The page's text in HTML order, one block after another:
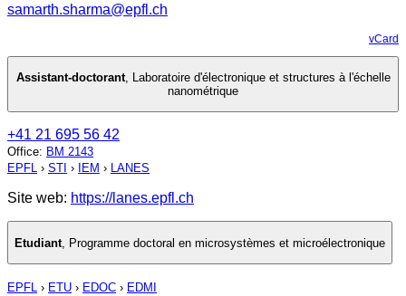
samarth.sharma@epfl.ch
vCard
Assistant-doctorant, Laboratoire d'électronique et structures à l'échelle
nanométrique
+41 21 695 56 42
Office: BM 2143
EPFL › STI › IEM › LANES
Site web: https://lanes.epfl.ch
Etudiant Programme doctoral en microsystèmes et microélectronique
EPFL › ETU › EDOC › EDMI